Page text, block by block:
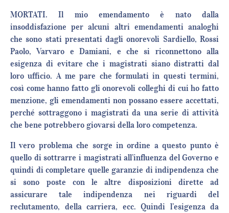
MORTATI. Il mio emendamento è nato dalla
insoddisfazione per alcuni altri emendamenti analoghi
che sono stati presentati dagli onorevoli Sardiello, Rossi
Paolo, Varvaro e Damiani, e che si riconnettono alla
esigenza di evitare che i magistrati siano distratti dal
loro ufficio. A me pare che formulati in questi termini,
così come hanno fatto gli onorevoli colleghi di cui ho fatto
menzione, gli emendamenti non possano essere accettati,
perché sottraggono i magistrati da una serie di attività
che bene potrebbero giovarsi della loro competenza.
Il vero problema che sorge in ordine a questo punto è
quello di sottrarre i magistrati all’influenza del Governo e
quindi di completare quelle garanzie di indipendenza che
si sono poste con le altre disposizioni dirette ad
assicurare tale indipendenza nei riguardi del
reclutamento, della carriera, ecc. Quindi l’esigenza da